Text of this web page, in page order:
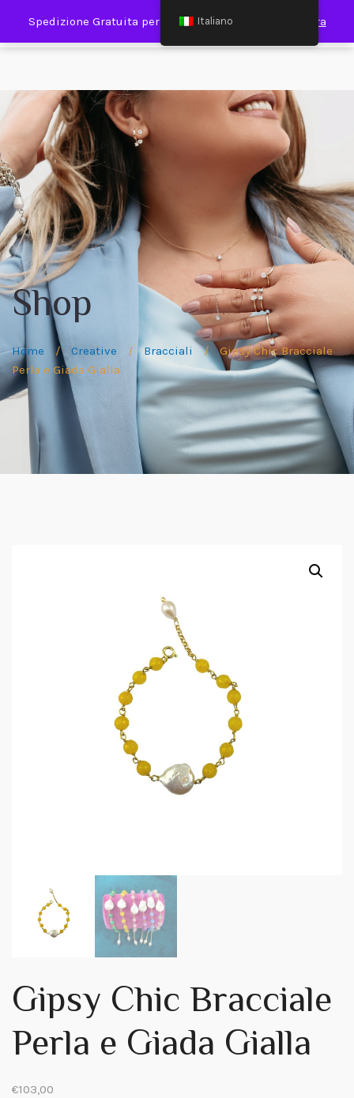
Spedizione Gratuita per Spesa Minima €120,00 Ignora
Shop
Home / Creative / Bracciali / Gipsy Chic Bracciale
Perla e Giada Gialla
Gipsy Chic Bracciale
Perla e Giada Gialla
€103,00
Italiano